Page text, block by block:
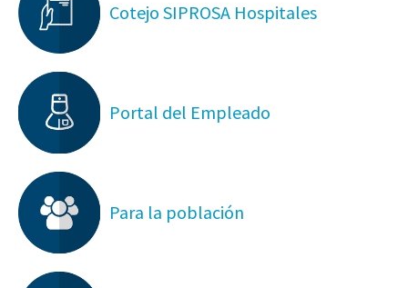
Cotejo SIPROSA Hospitales
Portal del Empleado
Para la población